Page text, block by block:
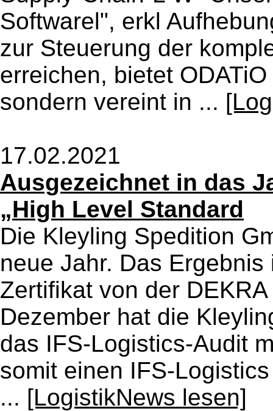
Softwarel", erkl
zur Steuerung der
erreichen, bietet
sondern vereint in ...
17.02.2021
Ausgezeichnet in das
„High Level Standard
Die Kleyling Spedition
neue Jahr. Das
Zertifikat von der
Dezember hat die
das IFS-Logistics-Audit
somit einen IFS-
... [LogistikNews lesen]